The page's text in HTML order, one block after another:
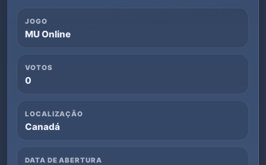
JOGO
MU Online
VOTOS
0
LOCALIZAÇÃO
Canadá
DATA DE ABERTURA